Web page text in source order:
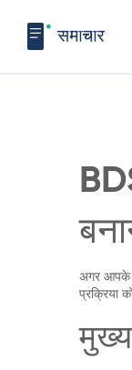
अगर आपके
प्रक्रिया